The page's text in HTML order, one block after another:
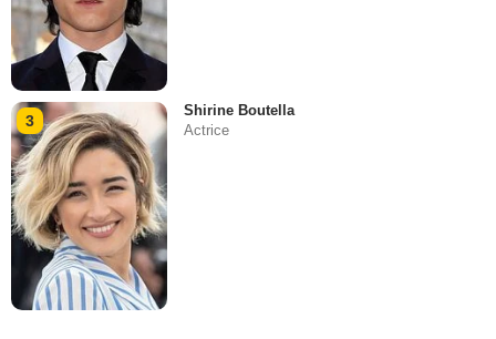
3
Shirine Boutella
Actrice